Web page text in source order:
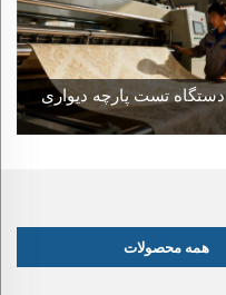
دستگاه تست پارچه دیواری
همه محصولات